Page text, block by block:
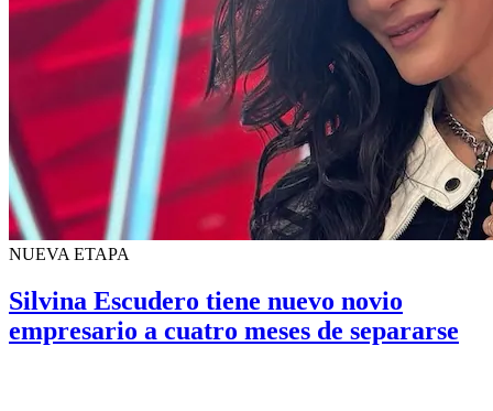
NUEVA ETAPA
Silvina Escudero tiene nuevo novio
empresario a cuatro meses de separarse